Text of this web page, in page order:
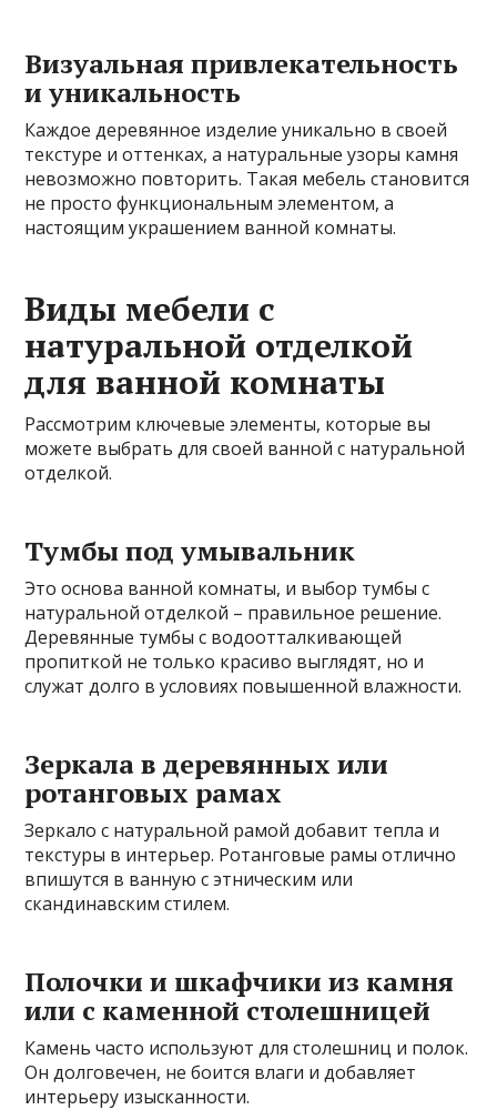
Визуальная привлекательность
и уникальность
Каждое деревянное изделие уникально в своей
текстуре и оттенках, а натуральные узоры камня
невозможно повторить. Такая мебель становится
не просто функциональным элементом, а
настоящим украшением ванной комнаты.
Виды мебели с
натуральной отделкой
для ванной комнаты
Рассмотрим ключевые элементы, которые вы
можете выбрать для своей ванной с натуральной
отделкой.
Тумбы под умывальник
Это основа ванной комнаты, и выбор тумбы с
натуральной отделкой – правильное решение.
Деревянные тумбы с водоотталкивающей
пропиткой не только красиво выглядят, но и
служат долго в условиях повышенной влажности.
Зеркала в деревянных или
ротанговых рамах
Зеркало с натуральной рамой добавит тепла и
текстуры в интерьер. Ротанговые рамы отлично
впишутся в ванную с этническим или
скандинавским стилем.
Полочки и шкафчики из камня
или с каменной столешницей
Камень часто используют для столешниц и полок.
Он долговечен, не боится влаги и добавляет
интерьеру изысканности.